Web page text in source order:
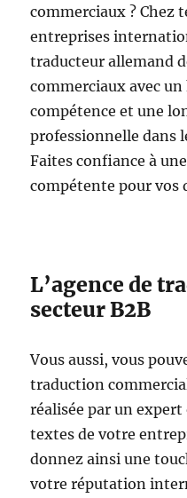
commerciaux ? Chez
entreprises
traducteur allemand
commerciaux avec
compétence et une
professionnelle dans
Faites confiance à
compétente pour vos
L’agence de
secteur B2B
Vous aussi, vous
traduction
réalisée par un
textes de votre
donnez ainsi une
votre réputation